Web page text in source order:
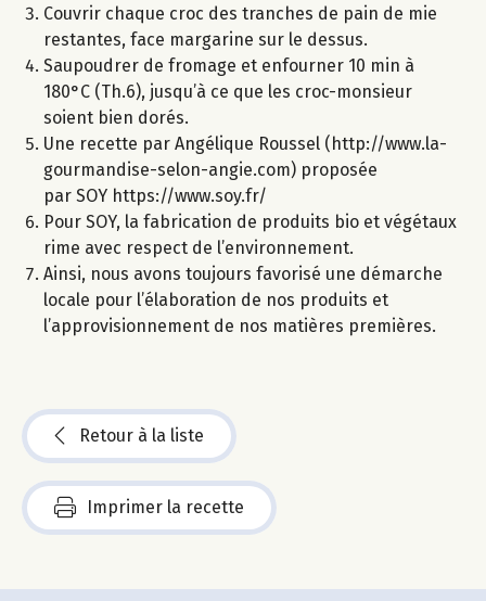
Couvrir chaque croc des tranches de pain de mie
restantes, face margarine sur le dessus.
Saupoudrer de fromage et enfourner 10 min à
180°C (Th.6), jusqu’à ce que les croc-monsieur
soient bien dorés.
Une recette par Angélique Roussel (http://www.la-
gourmandise-selon-angie.com) proposée
par SOY https://www.soy.fr/
Pour SOY, la fabrication de produits bio et végétaux
rime avec respect de l’environnement.
Ainsi, nous avons toujours favorisé une démarche
locale pour l’élaboration de nos produits et
l’approvisionnement de nos matières premières.
Retour à la liste
Imprimer la recette